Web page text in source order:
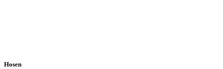
Hosen